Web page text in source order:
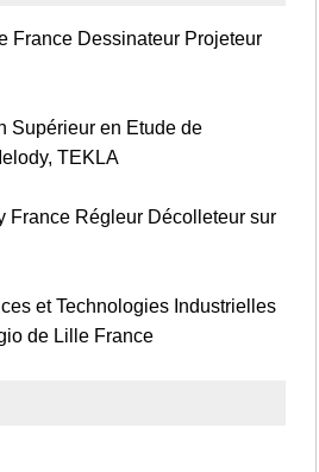
France Dessinateur Projeteur
Supérieur en Etude de
TEKLA
France Régleur Décolleteur sur
et Technologies Industrielles
de Lille France